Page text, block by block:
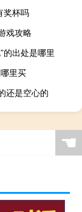
奖杯吗
戏攻略
的出处是哪里
里买
还是空心的
☚